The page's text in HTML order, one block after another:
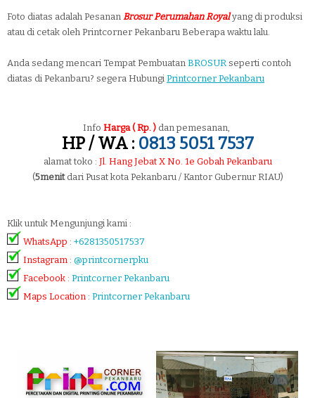
Foto diatas adalah Pesanan Brosur Perumahan Royalyang di produksi
atau di cetak oleh Printcorner Pekanbaru Beberapa waktu lalu.
Anda sedang mencari Tempat Pembuatan BROSUR seperti contoh
diatas di Pekanbaru? segera Hubungi Printcorner Pekanbaru
Info Harga ( Rp. ) dan pemesanan,
HP / WA : 0813 5051 7537
alamat toko : Jl. Hang Jebat X No. 1e Gobah Pekanbaru
(5menitdari Pusat kota Pekanbaru / Kantor Gubernur RIAU)
Klik untuk Mengunjungi kami :
WhatsApp : +6281350517537
Instagram : @printcornerpku
Facebook : Printcorner Pekanbaru
Maps Location : Printcorner Pekanbaru